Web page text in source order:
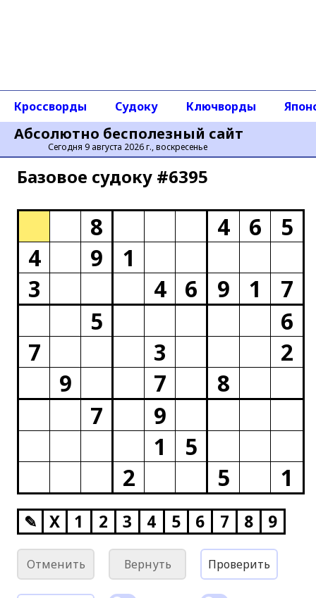
Абсолютно бесполезный сайт
Сегодня 9 августа 2026 г., воскресенье
Кроссворды Судоку Ключворды
Базовое cудоку #6395
8 4 6
5
4
9
1
3
4 6 9 1
7
5
6
7
3
2
9
7
8
7
9
1
5
2
5 1
✎ X 1 2 3 4 5 6 7 8 9
Отменить Вернуть Проверить